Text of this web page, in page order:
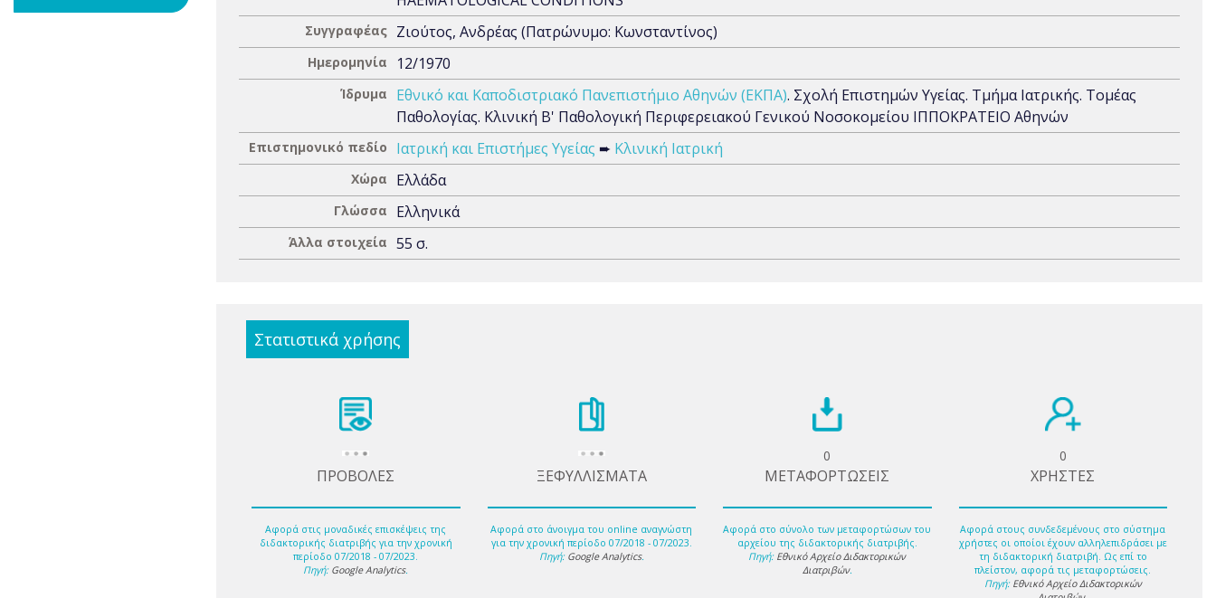
Συγγραφέας Ζιούτος, Ανδρέας (Πατρώνυμο: Κωνσταντίνος)
Ημερομηνία 12/1970
Ίδρυμα Εθνικό και Καποδιστριακό Πανεπιστήμιο Αθηνών (ΕΚΠΑ). Σχολή Επιστημών Υγείας. Τμήμα Ιατρικής. Τομέας
Παθολογίας. Κλινική Β' Παθολογική Περιφερειακού Γενικού Νοσοκομείου ΙΠΠΟΚΡΑΤΕΙΟ Αθηνών
Επιστημονικό πεδίο Ιατρική και Επιστήμες Υγείας ➨ Κλινική Ιατρική
Χώρα Ελλάδα
Γλώσσα Ελληνικά
Άλλα στοιχεία 55 σ.
Στατιστικά χρήσης
ΠΡΟΒΟΛΕΣ
Αφορά στις μοναδικές επισκέψεις της
διδακτορικής διατριβής για την χρονική
περίοδο 07/2018 - 07/2023.
Πηγή: Google Analytics.
ΞΕΦΥΛΛΙΣΜΑΤΑ
Αφορά στο άνοιγμα του online αναγνώστη
για την χρονική περίοδο 07/2018 - 07/2023.
Πηγή: Google Analytics.
0
ΜΕΤΑΦΟΡΤΩΣΕΙΣ
Αφορά στο σύνολο των μεταφορτώσων του
αρχείου της διδακτορικής διατριβής.
Πηγή: Εθνικό Αρχείο Διδακτορικών
Διατριβών.
0
ΧΡΗΣΤΕΣ
Αφορά στους συνδεδεμένους στο σύστημα
χρήστες οι οποίοι έχουν αλληλεπιδράσει με
τη διδακτορική διατριβή. Ως επί το
πλείστον, αφορά τις μεταφορτώσεις.
Πηγή: Εθνικό Αρχείο Διδακτορικών